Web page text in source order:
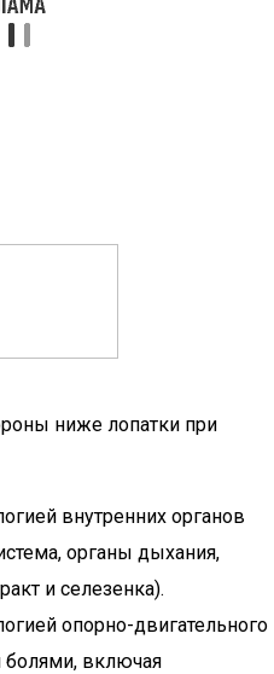
ниже лопатки при
внутренних органов
органы дыхания,
и селезенка).
опорно-двигательного
включая